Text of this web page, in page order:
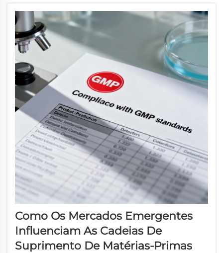
Como Os Mercados Emergentes
Influenciam As Cadeias De
Suprimento De Matérias-Primas